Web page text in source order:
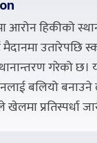
आरोन हिकीको
उतारेपछि
गरेको छ।
बलियो
प्रतिस्पर्धा